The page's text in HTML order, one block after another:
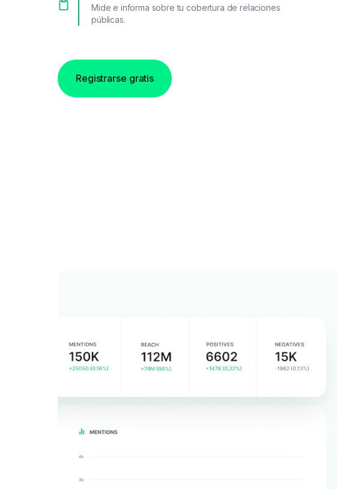
Mide e informa sobre tu cobertura de relaciones
públicas.
Registrarse gratis